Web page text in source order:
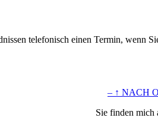
telefonisch einen Termin, wenn
– ↑ NACH
Sie finden mich